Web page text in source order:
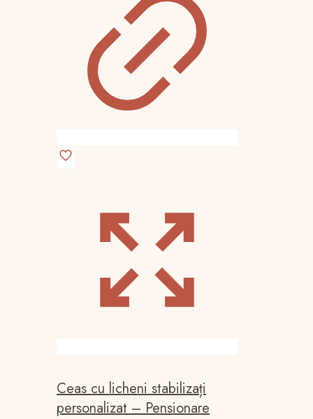
Ceas cu licheni stabilizați
personalizat – Pensionare